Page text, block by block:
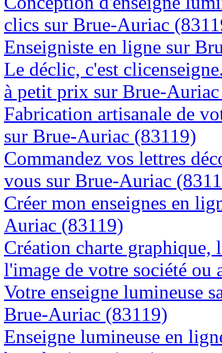
clics sur Brue-Auriac
Enseigniste en ligne sur
Le déclic, c'est
à petit prix sur Brue-
Fabrication artisanale de
sur Brue-Auriac (83119)
Commandez vos lettres
vous sur Brue-Auriac
Créer mon enseignes en
Auriac (83119)
Création charte graphique,
l'image de votre société
Votre enseigne lumineuse
Brue-Auriac (83119)
Enseigne lumineuse en